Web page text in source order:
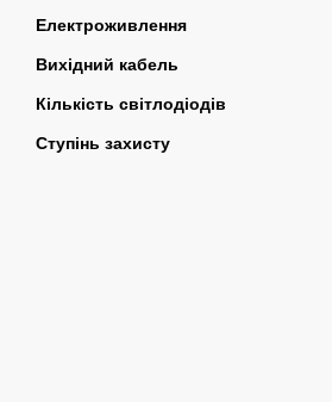
Електроживлення
Вихідний кабель
Кількість світлодіодів
Ступінь захисту